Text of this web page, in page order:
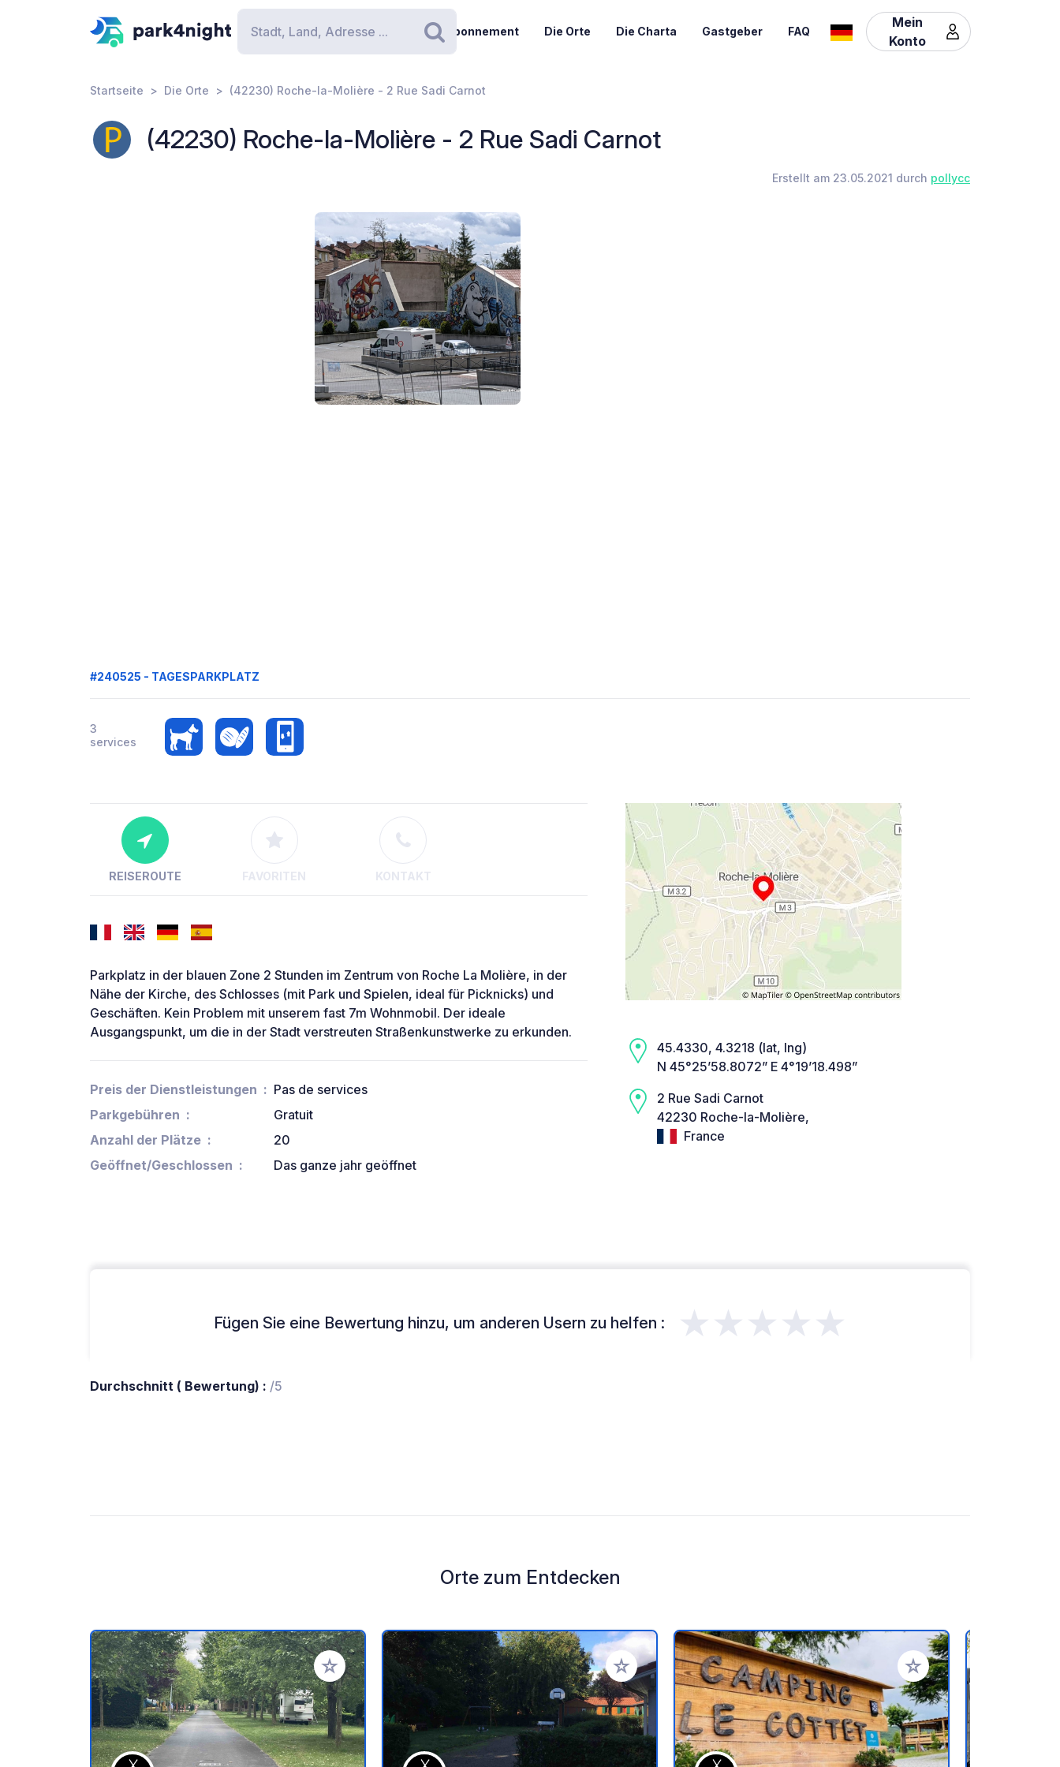
Suchen
Abonnement Die Orte Die Charta Gastgeber FAQ
Mein
Konto
Startseite Die Orte (42230) Roche-la-Molière - 2 Rue Sadi Carnot
(42230) Roche-la-Molière - 2 Rue Sadi Carnot
Erstellt am 23.05.2021 durch pollycc
#240525 - TAGESPARKPLATZ
3
services
REISEROUTE FAVORITEN KONTAKT
Parkplatz in der blauen Zone 2 Stunden im Zentrum von Roche La Molière, in der
Nähe der Kirche, des Schlosses (mit Park und Spielen, ideal für Picknicks) und
Geschäften. Kein Problem mit unserem fast 7m Wohnmobil. Der ideale
Ausgangspunkt, um die in der Stadt verstreuten Straßenkunstwerke zu erkunden.
Preis der Dienstleistungen
Pas de services
Parkgebühren
Gratuit
Anzahl der Plätze
20
Geöffnet/Geschlossen
Das ganze jahr geöffnet
45.4330, 4.3218 (lat, lng)
N 45°25’58.8072” E 4°19’18.498”
2 Rue Sadi Carnot
42230 Roche-la-Molière,
France
Fügen Sie eine Bewertung hinzu, um anderen Usern zu helfen : ★★★★★
Durchschnitt ( Bewertung) : /5
Orte zum Entdecken
Zu Ihren Favoriten hinzufügen Zu Ihren Favoriten hinzufügen Zu Ihren Favoriten